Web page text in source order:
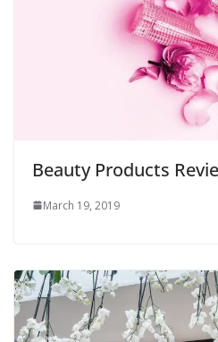
Beauty Products
March 19, 2019